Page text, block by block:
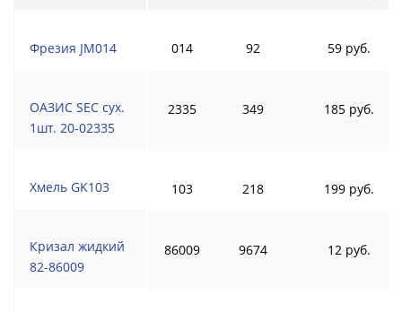
Фрезия JM014
ОАЗИС SEC сух.
1шт. 20-02335
Хмель GK103
Кризал жидкий
82-86009
014 92 59 руб.
2335 349 185 руб.
103 218 199 руб.
86009 9674 12 руб.